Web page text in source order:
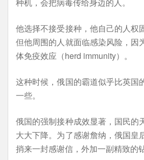
他选择不接受接种，他自己的人权
但他周围的人就面临感染风险，因
体免疫效应（herd immunity）。
这种时候，俄国的霸道似乎比英国
一些。
俄国的强制接种成效显著，国民的
大大下降。为了感谢詹纳，俄国皇
捎来一封感谢信，外加一副精致的